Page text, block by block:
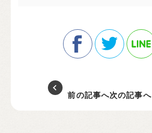
前の記事へ次の記事へ